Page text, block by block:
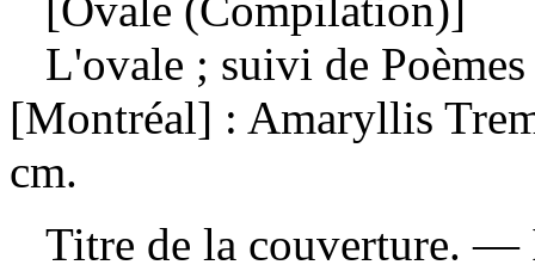
L'ovale ; suivi de
[Montréal] : Amaryllis
cm.
Titre de la couverture. —